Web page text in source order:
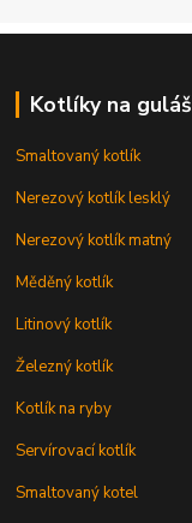
Kotlíky na guláš
Smaltovaný kotlík
Nerezový kotlík lesklý
Nerezový kotlík matný
Měděný kotlík
Litinový kotlík
Železný kotlík
Kotlík na ryby
Servírovací kotlík
Smaltovaný kotel